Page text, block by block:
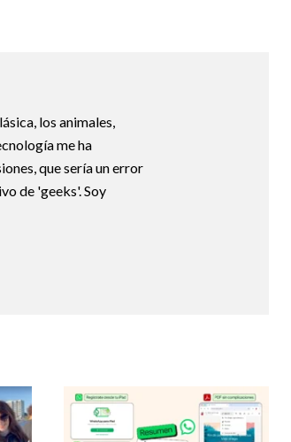
los animales,
me ha
que sería un error
de 'geeks'. Soy